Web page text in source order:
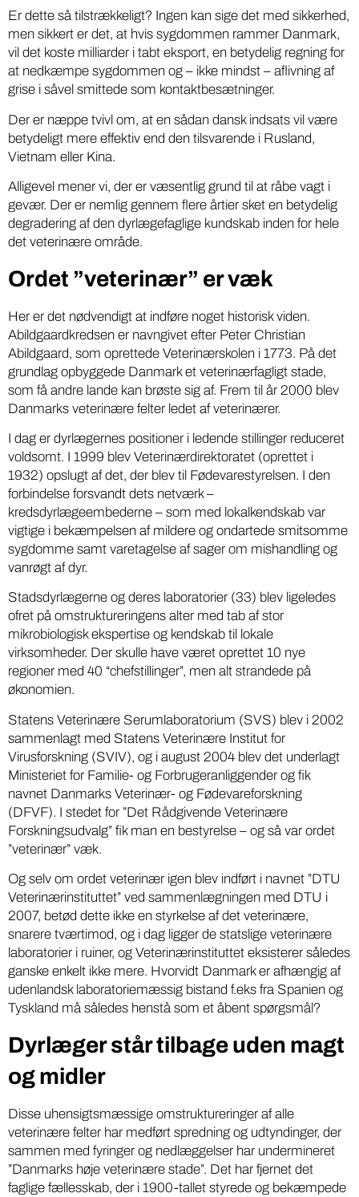
Er dette så tilstrækkeligt? Ingen kan sige det med sikkerhed,
men sikkert er det, at hvis sygdommen rammer Danmark,
vil det koste milliarder i tabt eksport, en betydelig regning for
at nedkæmpe sygdommen og – ikke mindst – aflivning af
grise i såvel smittede som kontaktbesætninger.
Der er næppe tvivl om, at en sådan dansk indsats vil være
betydeligt mere effektiv end den tilsvarende i Rusland,
Vietnam eller Kina.
Alligevel mener vi, der er væsentlig grund til at råbe vagt i
gevær. Der er nemlig gennem flere årtier sket en betydelig
degradering af den dyrlægefaglige kundskab inden for hele
det veterinære område.
Ordet ”veterinær” er væk
Her er det nødvendigt at indføre noget historisk viden.
Abildgaardkredsen er navngivet efter Peter Christian
Abildgaard, som oprettede Veterinærskolen i 1773. På det
grundlag opbyggede Danmark et veterinærfagligt stade,
som få andre lande kan brøste sig af. Frem til år 2000 blev
Danmarks veterinære felter ledet af veterinærer.
I dag er dyrlægernes positioner i ledende stillinger reduceret
voldsomt. I 1999 blev Veterinærdirektoratet (oprettet i
1932) opslugt af det, der blev til Fødevarestyrelsen. I den
forbindelse forsvandt dets netværk –
kredsdyrlægeembederne – som med lokalkendskab var
vigtige i bekæmpelsen af mildere og ondartede smitsomme
sygdomme samt varetagelse af sager om mishandling og
vanrøgt af dyr.
Stadsdyrlægerne og deres laboratorier (33) blev ligeledes
ofret på omstruktureringens alter med tab af stor
mikrobiologisk ekspertise og kendskab til lokale
virksomheder. Der skulle have været oprettet 10 nye
regioner med 40 “chefstillinger”, men alt strandede på
økonomien.
Statens Veterinære Serumlaboratorium (SVS) blev i 2002
sammenlagt med Statens Veterinære Institut for
Virusforskning (SVIV), og i august 2004 blev det underlagt
Ministeriet for Familie- og Forbrugeranliggender og fik
navnet Danmarks Veterinær- og Fødevareforskning
(DFVF). I stedet for ”Det Rådgivende Veterinære
Forskningsudvalg” fik man en bestyrelse – og så var ordet
”veterinær” væk.
Og selv om ordet veterinær igen blev indført i navnet ”DTU
Veterinærinstituttet” ved sammenlægningen med DTU i
2007, betød dette ikke en styrkelse af det veterinære,
snarere tværtimod, og i dag ligger de statslige veterinære
laboratorier i ruiner, og Veterinærinstituttet eksisterer således
ganske enkelt ikke mere. Hvorvidt Danmark er afhængig af
udenlandsk laboratoriemæssig bistand f.eks fra Spanien og
Tyskland må således henstå som et åbent spørgsmål?
Dyrlæger står tilbage uden magt
og midler
Disse uhensigtsmæssige omstruktureringer af alle
veterinære felter har medført spredning og udtyndinger, der
sammen med fyringer og nedlæggelser har undermineret
”Danmarks høje veterinære stade”. Det har fjernet det
faglige fællesskab, der i 1900-tallet styrede og bekæmpede